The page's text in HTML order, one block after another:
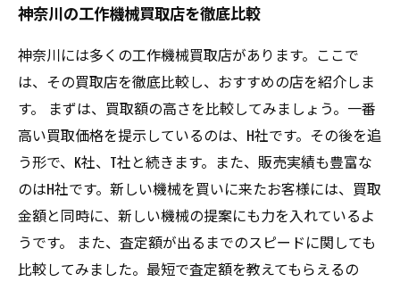
神奈川の工作機械買取店を徹底比較
神奈川には多くの工作機械買取店があります。ここで
は、その買取店を徹底比較し、おすすめの店を紹介しま
す。 まずは、買取額の高さを比較してみましょう。一番
高い買取価格を提示しているのは、H社です。その後を追
う形で、K社、T社と続きます。また、販売実績も豊富な
のはH社です。新しい機械を買いに来たお客様には、買取
金額と同時に、新しい機械の提案にも力を入れているよ
うです。 また、査定額が出るまでのスピードに関しても
比較してみました。最短で査定額を教えてもらえるの